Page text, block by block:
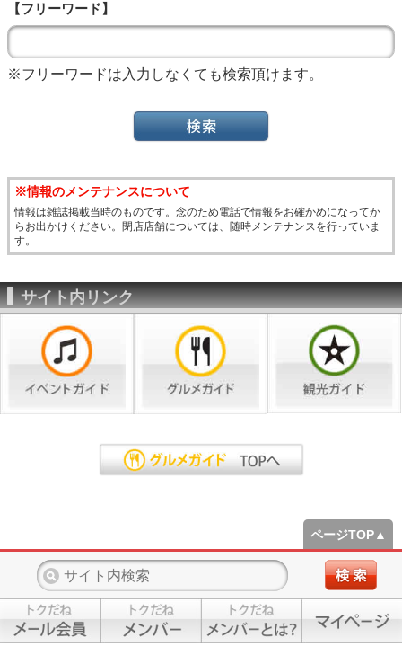
【フリーワード】
※フリーワードは入力しなくても検索頂けます。
※情報のメンテナンスについて
情報は雑誌掲載当時のものです。念のため電話で情報をお確かめになってか
らお出かけください。閉店店舗については、随時メンテナンスを行っていま
す。
サイト内リンク
ページTOP▲